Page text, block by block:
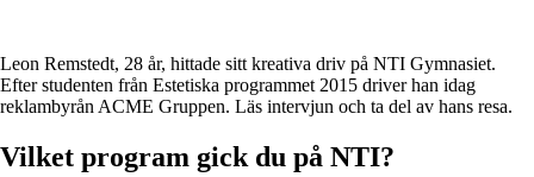
Leon Remstedt, 28 år, hittade sitt kreativa driv på NTI Gymnasiet.
Efter studenten från Estetiska programmet 2015 driver han idag
reklambyrån ACME Gruppen. Läs intervjun och ta del av hans resa.
Vilket program gick du på NTI?